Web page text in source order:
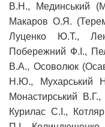
В.Н., Мединський
Макаров О.Я.
Луценко Ю.Т.,
Побережний Ф.І.,
В.А., Осоволюк
Н.Ю., Мухарський
Монастирський
Курилас С.І.,